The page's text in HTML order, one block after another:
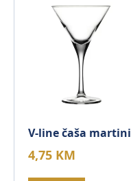
V-line čaša martini
4,75 KM